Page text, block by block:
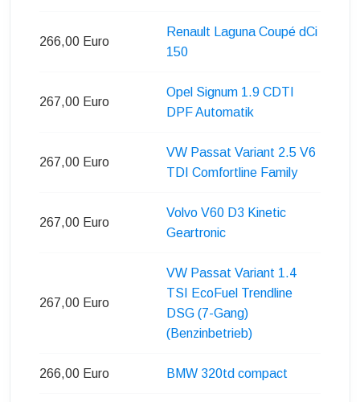
266,00 Euro
Renault Laguna Coupé dCi
150
267,00 Euro
Opel Signum 1.9 CDTI
DPF Automatik
267,00 Euro
VW Passat Variant 2.5 V6
TDI Comfortline Family
267,00 Euro
Volvo V60 D3 Kinetic
Geartronic
267,00 Euro
VW Passat Variant 1.4
TSI EcoFuel Trendline
DSG (7-Gang)
(Benzinbetrieb)
266,00 Euro BMW 320td compact